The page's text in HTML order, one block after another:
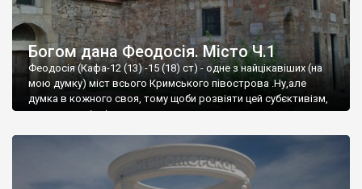
Богом дана Феодосія. Місто Ч.1
Феодосія (Кафа-12 (13) -15 (18) ст) - одне з найцікавіших (на
мою думку) міст всього Кримського півострова .Ну,але
думка в кожного своя, тому щоби розвіяти цей субєктивізм,
запрошую відвідати це